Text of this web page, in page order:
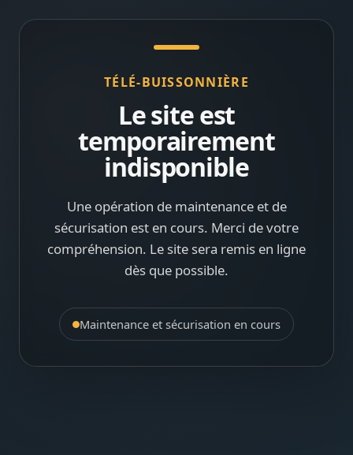
TÉLÉ-BUISSONNIÈRE
Le site est
temporairement
indisponible
Une opération de maintenance et de
sécurisation est en cours. Merci de votre
compréhension. Le site sera remis en ligne
dès que possible.
Maintenance et sécurisation en cours